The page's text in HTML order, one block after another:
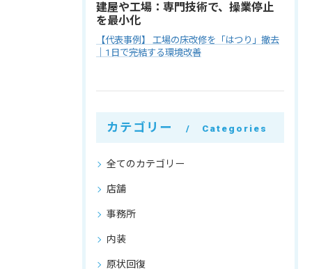
建屋や工場：専門技術で、操業停止
を最小化
【代表事例】 工場の床改修を「はつり」撤去
｜1日で完結する環境改善
カテゴリー Categories
全てのカテゴリー
店舗
事務所
内装
原状回復